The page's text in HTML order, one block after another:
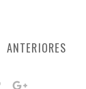
ANTERIORES